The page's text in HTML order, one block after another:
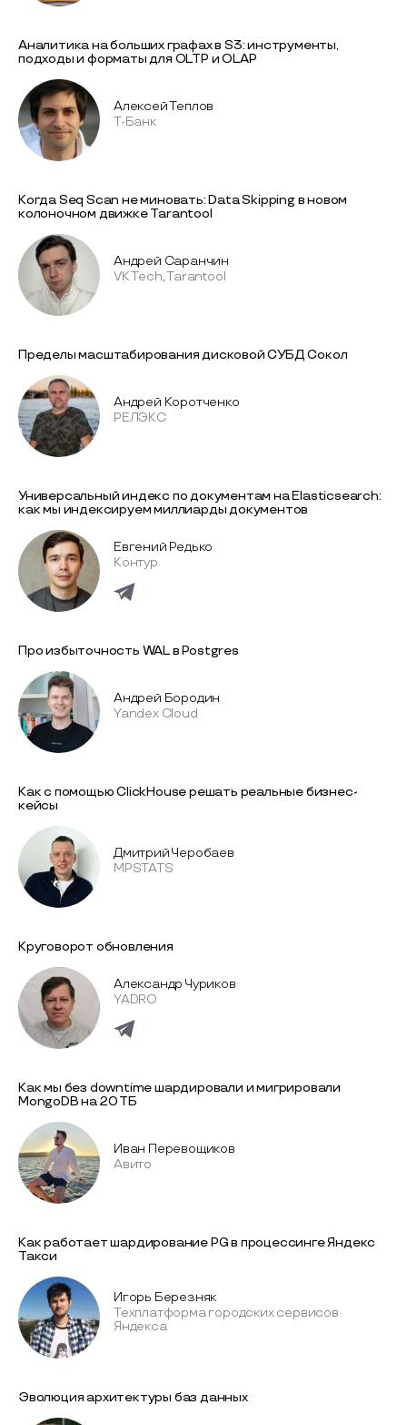
Аналитика на больших графах в S3: инструменты,
подходы и форматы для OLTP и OLAP
Алексей Теплов
Т-Банк
Когда Seq Scan не миновать: Data Skipping в новом
колоночном движке Tarantool
Андрей Саранчин
VK Tech, Tarantool
Пределы масштабирования дисковой СУБД Сокол
Андрей Коротченко
РЕЛЭКС
Универсальный индекс по документам на Elasticsearch:
как мы индексируем миллиарды документов
Евгений Редько
Контур
Про избыточность WAL в Postgres
Андрей Бородин
Yandex Cloud
Как с помощью ClickHouse решать реальные бизнес-
кейсы
Дмитрий Черобаев
MPSTATS
Круговорот обновления
Александр Чуриков
YADRO
Как мы без downtime шардировали и мигрировали
MongoDB на 20 ТБ
Иван Перевощиков
Авито
Как работает шардирование PG в процессинге Яндекс
Такси
Игорь Березняк
Техплатформа городских сервисов
Яндекса
Эволюция архитектуры баз данных